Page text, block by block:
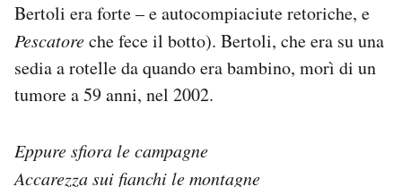
Bertoli era forte – e autocompiaciute retoriche, e
Pescatoreche fece il botto). Bertoli, che era su una
sedia a rotelle da quando era bambino, morì di un
tumore a 59 anni, nel 2002.
Eppure sfiora le campagne
Accarezza sui fianchi le montagne